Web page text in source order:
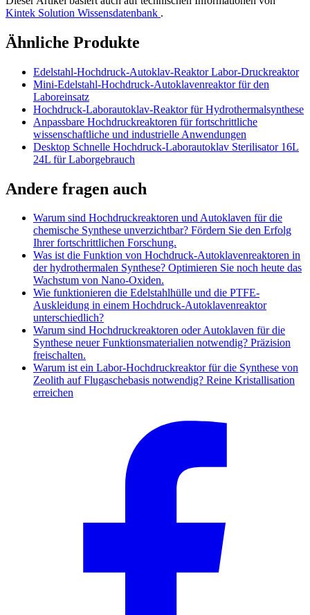
Kintek Solution Wissensdatenbank .
Ähnliche Produkte
Edelstahl-Hochdruck-Autoklav-Reaktor Labor-Druckreaktor
Mini-Edelstahl-Hochdruck-Autoklavenreaktor für den
Laboreinsatz
Hochdruck-Laborautoklav-Reaktor für Hydrothermalsynthese
Anpassbare Hochdruckreaktoren für fortschrittliche
wissenschaftliche und industrielle Anwendungen
Desktop Schnelle Hochdruck-Laborautoklav Sterilisator 16L
24L für Laborgebrauch
Andere fragen auch
Warum sind Hochdruckreaktoren und Autoklaven für die
chemische Synthese unverzichtbar? Fördern Sie den Erfolg
Ihrer fortschrittlichen Forschung.
Was ist die Funktion von Hochdruck-Autoklavenreaktoren in
der hydrothermalen Synthese? Optimieren Sie noch heute das
Wachstum von Nano-Oxiden.
Wie funktionieren die Edelstahlhülle und die PTFE-
Auskleidung in einem Hochdruck-Autoklavenreaktor
unterschiedlich?
Warum sind Hochdruckreaktoren oder Autoklaven für die
Synthese neuer Funktionsmaterialien notwendig? Präzision
freischalten.
Warum ist ein Labor-Hochdruckreaktor für die Synthese von
Zeolith auf Flugaschebasis notwendig? Reine Kristallisation
erreichen